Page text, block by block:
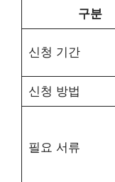
구분
신청 기간
신청 방법
필요 서류